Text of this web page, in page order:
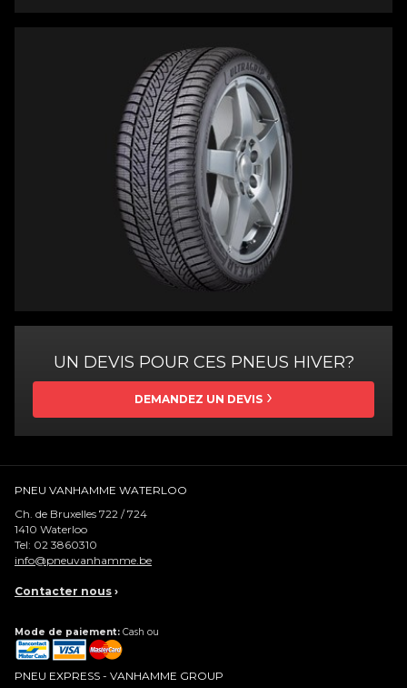
UN DEVIS POUR CES PNEUS HIVER?
DEMANDEZ UN DEVIS
PNEU VANHAMME WATERLOO
Ch. de Bruxelles 722 / 724
1410 Waterloo
Tel: 02 3860310
info@pneuvanhamme.be
Contacter nous ›
Mode de paiement: Cash ou
PNEU EXPRESS - VANHAMME GROUP